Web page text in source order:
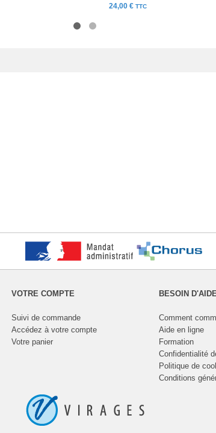
24,00 € TTC
VOTRE COMPTE
Suivi de commande
Accédez à votre compte
Votre panier
BESOIN D'AIDE
Comment
Aide en ligne
Formation
Confidentialité
Politique de
Conditions